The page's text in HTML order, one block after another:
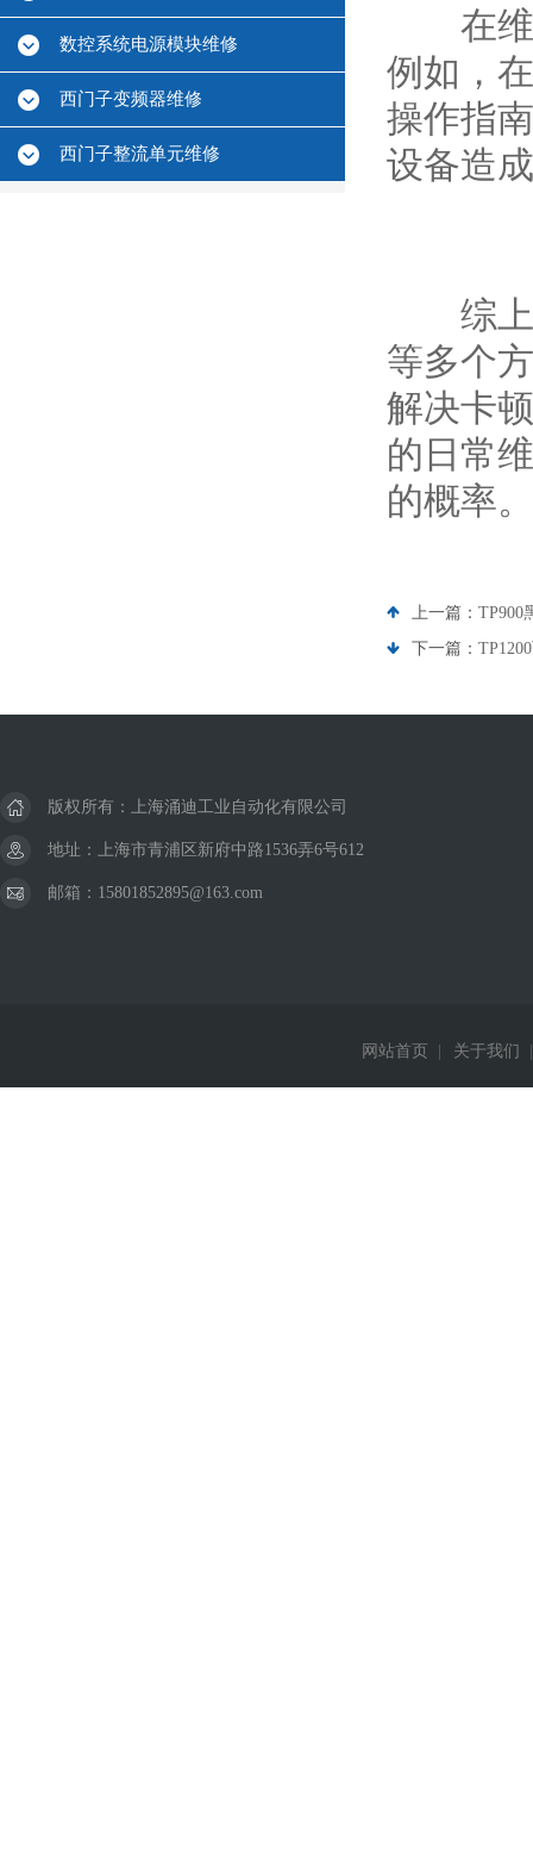
数控系统电源模块维修
西门子变频器维修
西门子整流单元维修
在维
例如，
操作指
设备造
综上所
等多个
解决卡
的日常
的概率。
上一篇： TP900
下一篇：
版权所有：上海涌迪工业自动化有限公司
地址：上海市青浦区新府中路1536弄6号612
邮箱：15801852895@163.com
网站首页 关于我们